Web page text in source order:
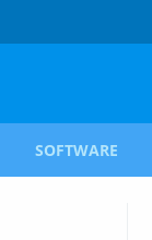
SOFTWARE